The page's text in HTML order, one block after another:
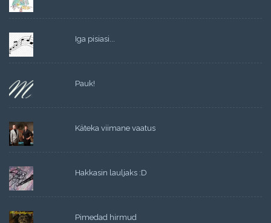
Iga pisiasi...
Pauk!
Käteka viimane vaatus
Hakkasin lauljaks :D
Pimedad hirmud